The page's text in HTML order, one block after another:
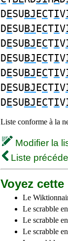
DESUBJECTIV
DESUBJECTIV
DESUBJECTIV
DESUBJECTIV
DESUBJECTIV
DESUBJECTIV
DESUBJECTIV
Liste conforme à la
Modifier la
Liste
Voyez
Le
Le scrabble
Le scrabble
Le scrabble